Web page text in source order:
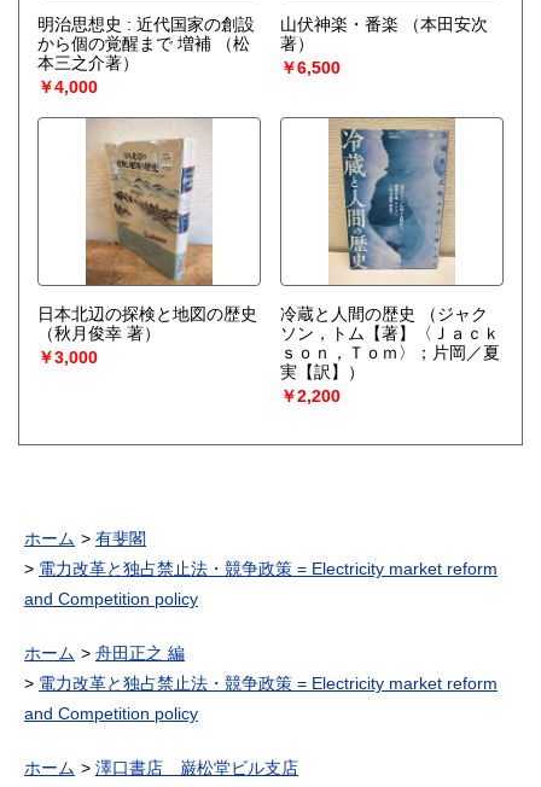
明治思想史 : 近代国家の創設
から個の覚醒まで 増補
（松
本三之介著）
￥4,000
山伏神楽・番楽
（本田安次
著）
￥6,500
日本北辺の探検と地図の歴史
（秋月俊幸 著）
￥3,000
冷蔵と人間の歴史
（ジャク
ソン，トム【著】〈Ｊａｃｋ
ｓｏｎ，Ｔｏｍ〉；片岡／夏
実【訳】）
￥2,200
ホーム
有斐閣
電力改革と独占禁止法・競争政策 = Electricity market reform
and Competition policy
ホーム
舟田正之 編
電力改革と独占禁止法・競争政策 = Electricity market reform
and Competition policy
ホーム 澤口書店 巌松堂ビル支店